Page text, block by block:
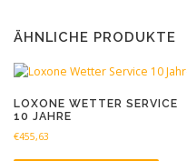
ÄHNLICHE PRODUKTE
LOXONE WETTER SERVICE
10 JAHRE
€455,63